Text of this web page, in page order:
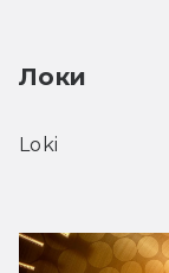
Локи
Loki